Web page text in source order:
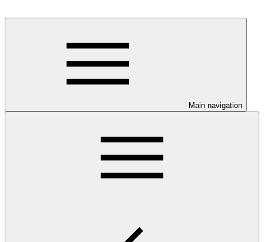
Main navigation